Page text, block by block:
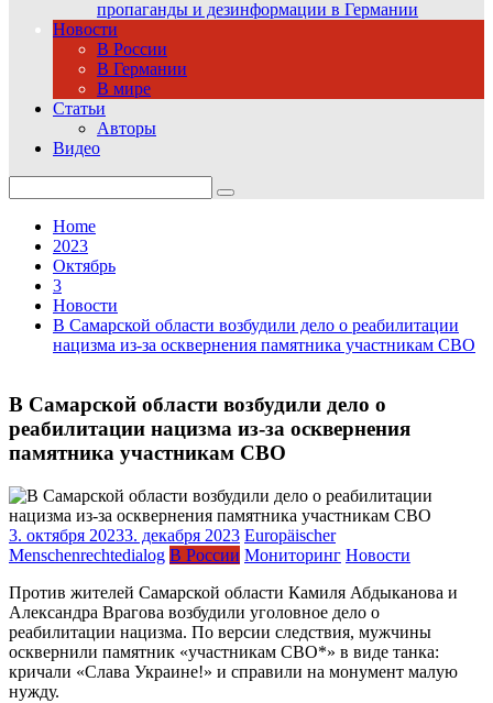
пропаганды и дезинформации в Германии
Новости
В России
В Германии
В мире
Статьи
Авторы
Видео
for:
Home
2023
Октябрь
3
Новости
В Самарской области возбудили дело о реабилитации
нацизма из-за осквернения памятника участникам СВО
В Самарской области возбудили дело о
реабилитации нацизма из-за осквернения
памятника участникам СВО
3. октября 20233. декабря 2023 Europäischer
Menschenrechtedialog В России Мониторинг Новости
Против жителей Самарской области Камиля Абдыканова и
Александра Врагова возбудили уголовное дело о
реабилитации нацизма. По версии следствия, мужчины
осквернили памятник «участникам СВО*» в виде танка:
кричали «Слава Украине!» и справили на монумент малую
нужду.